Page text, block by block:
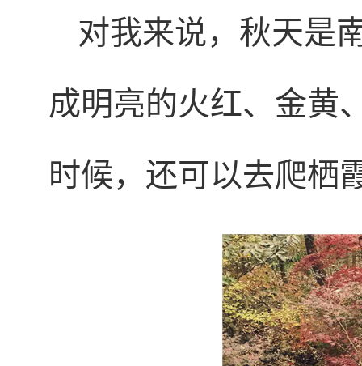
对我来说，秋天是
成明亮的火红、金黄
时候，还可以去爬栖